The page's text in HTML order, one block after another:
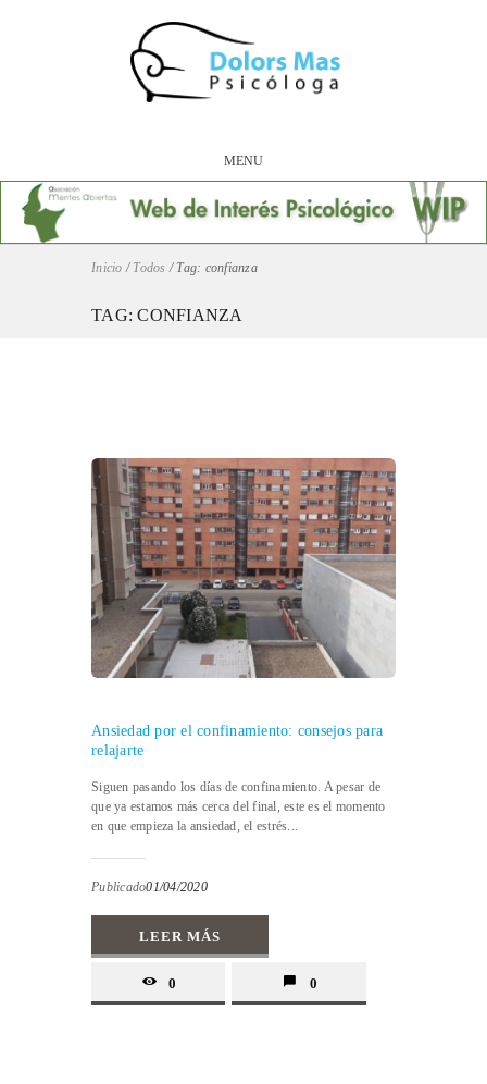
MENU
Inicio / Todos / Tag: confianza
TAG: CONFIANZA
Ansiedad por el confinamiento: consejos para
relajarte
Siguen pasando los días de confinamiento. A pesar de
que ya estamos más cerca del final, este es el momento
en que empieza la ansiedad, el estrés...
Publicado01/04/2020
LEER MÁS
0 0